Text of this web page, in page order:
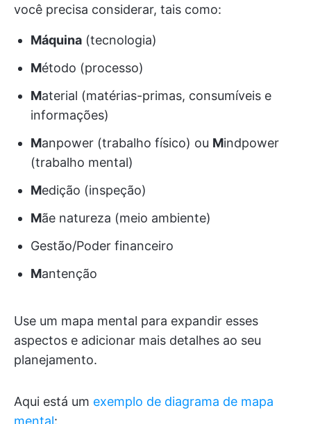
você precisa considerar, tais como:
Máquina (tecnologia)
Método (processo)
Material (matérias-primas, consumíveis e
informações)
Manpower (trabalho físico) ou Mindpower
(trabalho mental)
Medição (inspeção)
Mãe natureza (meio ambiente)
Gestão/Poder financeiro
Mantenção
Use um mapa mental para expandir esses
aspectos e adicionar mais detalhes ao seu
planejamento.
Aqui está um exemplo de diagrama de mapa
mental: